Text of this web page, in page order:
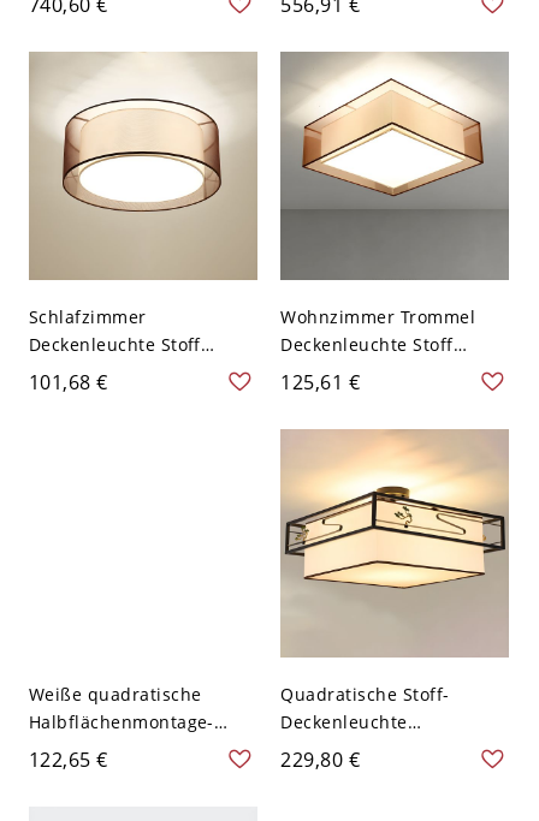
Pendelleuchte Set in Weiß
- 110V-120V Weiß 25,5"
Weiß
Schlafzimmer
Deckenleuchte Stoff
Traditionelle
Deckenlampe mit 1 Licht -
101,68 €
Wohnzimmer Trommel
Deckenleuchte Stoff
Deckenmontierte Lampe
mit 1 Licht - Braun 110V-
120V 40,64 cm Quadrat
125,61 €
Weiße quadratische
Halbflächenmontage-
Deckenleuchte im
traditionellen Stil mit
122,65 €
Quadratische Stoff-
Deckenleuchte
Traditionelle Flur-
Deckenlampe in Schwarz -
229,80 €